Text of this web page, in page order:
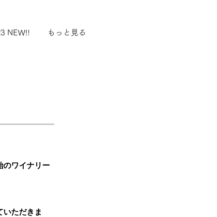
NEW!! もっと見る
のワイナリー
いただきま